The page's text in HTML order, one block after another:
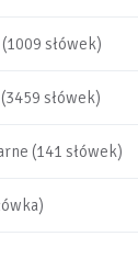
słówek)
słówek)
(141 słówek)